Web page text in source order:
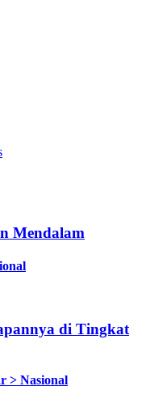
Mendalam
di Tingkat
> Nasional